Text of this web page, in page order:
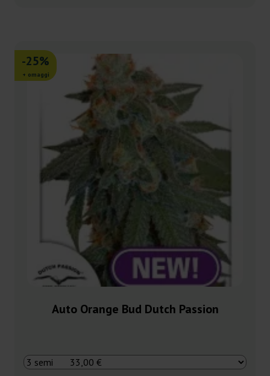
-25%
+ omaggi
Auto Orange Bud Dutch Passion